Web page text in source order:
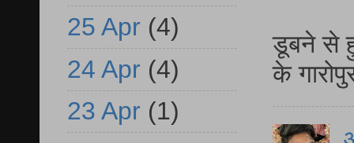
डूबने से
के
25 Apr (4)
24 Apr (4)
23 Apr (1)